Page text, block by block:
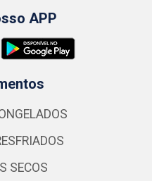
APP
SECOS